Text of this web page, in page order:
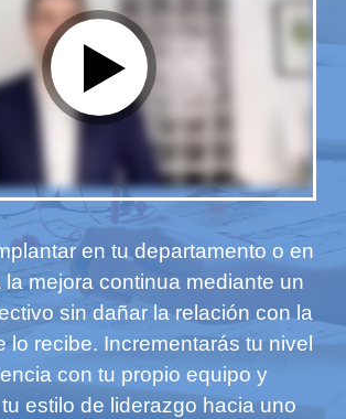
en tu departamento o en
la mejora continua mediante un
sin dañar la relación con la
lo recibe. Incrementarás tu nivel
con tu propio equipo y
estilo de liderazgo hacia uno